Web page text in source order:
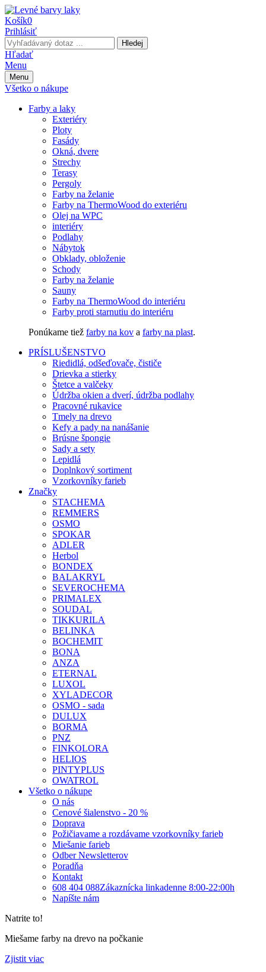
Košík0
Prihlásiť
Hledej
Hľadať
Menu
Menu
Všetko o nákupe
Farby a laky
Exteriéry
Ploty
Fasády
Okná, dvere
Strechy
Terasy
Pergoly
Farby na želanie
Farby na ThermoWood do exteriéru
Olej na WPC
interiéry
Podlahy
Nábytok
Obklady, obloženie
Schody
Farby na želanie
Sauny
Farby na ThermoWood do interiéru
Farby proti starnutiu do interiéru
Ponúkame tiež farby na kov a farby na plast.
PRÍSLUŠENSTVO
Riedidlá, odšeďovače, čističe
Drievka a stierky
Štetce a valčeky
Údržba okien a dverí, údržba podlahy
Pracovné rukavice
Tmely na drevo
Kefy a pady na nanášanie
Brúsne špongie
Sady a sety
Lepidlá
Doplnkový sortiment
Vzorkovníky farieb
Značky
STACHEMA
REMMERS
OSMO
SPOKAR
ADLER
Herbol
BONDEX
BALAKRYL
SEVEROCHEMA
PRIMALEX
SOUDAL
TIKKURILA
BELINKA
BOCHEMIT
BONA
ANZA
ETERNAL
LUXOL
XYLADECOR
OSMO - sada
DULUX
BORMA
PNZ
FINKOLORA
HELIOS
PINTYPLUS
OWATROL
Všetko o nákupe
O nás
Cenové šialenstvo - 20 %
Doprava
Požičiavame a rozdávame vzorkovníky farieb
Miešanie farieb
Odber Newsletterov
Poradňa
Kontakt
608 404 088Zákaznícka linkadenne 8:00-22:00h
Napíšte nám
Natrite to!
Miešame farby na drevo na počkanie
Zjistit viac